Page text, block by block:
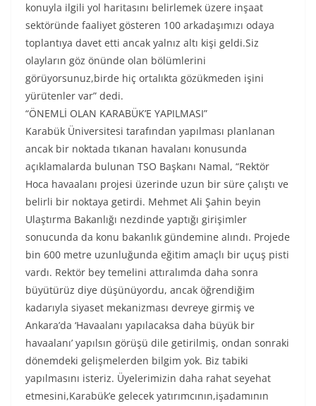
konuyla ilgili yol haritasını belirlemek üzere inşaat
sektöründe faaliyet gösteren 100 arkadaşımızı odaya
toplantıya davet etti ancak yalnız altı kişi geldi.Siz
olayların göz önünde olan bölümlerini
görüyorsunuz,birde hiç ortalıkta gözükmeden işini
yürütenler var” dedi.
“ÖNEMLİ OLAN KARABÜK’E YAPILMASI”
Karabük Üniversitesi tarafından yapılması planlanan
ancak bir noktada tıkanan havalanı konusunda
açıklamalarda bulunan TSO Başkanı Namal, “Rektör
Hoca havaalanı projesi üzerinde uzun bir süre çalıştı ve
belirli bir noktaya getirdi. Mehmet Ali Şahin beyin
Ulaştırma Bakanlığı nezdinde yaptığı girişimler
sonucunda da konu bakanlık gündemine alındı. Projede
bin 600 metre uzunluğunda eğitim amaçlı bir uçuş pisti
vardı. Rektör bey temelini attıralımda daha sonra
büyütürüz diye düşünüyordu, ancak öğrendiğim
kadarıyla siyaset mekanizması devreye girmiş ve
Ankara’da ‘Havaalanı yapılacaksa daha büyük bir
havaalanı’ yapılsın görüşü dile getirilmiş, ondan sonraki
dönemdeki gelişmelerden bilgim yok. Biz tabiki
yapılmasını isteriz. Üyelerimizin daha rahat seyehat
etmesini,Karabük’e gelecek yatırımcının,işadamının